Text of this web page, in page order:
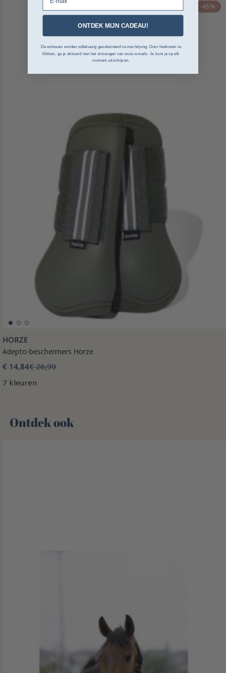
-45%
HORZE
Adepto-beschermers Horze
€ 14,84€ 26,99
7 kleuren
Ontdek ook 🌻
ONTDEK MIJN CADEAU!
De winnaars worden willekeurig geselecteerd na inschrijving. Door hierboven te
klikken, ga je akkoord met het ontvangen van onze e-mails. Je kunt je op elk
moment uitschrijven.